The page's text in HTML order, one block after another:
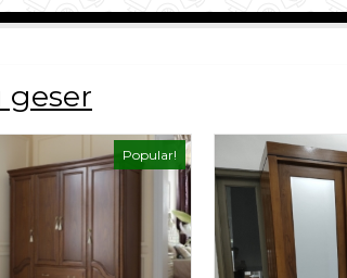
Meja Makan Mewah Kaki Besi
geser
Popular!